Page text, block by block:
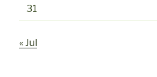
31
« Jul